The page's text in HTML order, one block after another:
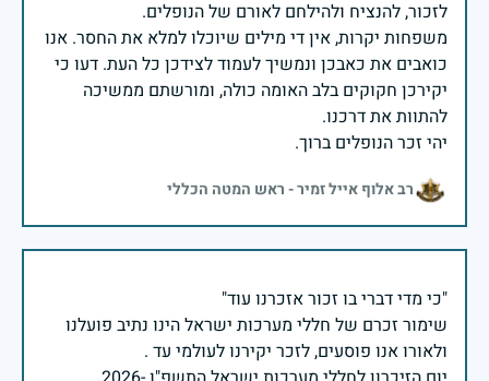
משפחות יקרות, אין די מילים שיוכלו למלא את החסר. אנו
כואבים את כאבכן ונמשיך לעמוד לצידכן כל העת. דעו כי
יקירכן חקוקים בלב האומה כולה, ומורשתם ממשיכה
יהי זכר הנופלים ברוך.
רב אלוף אייל זמיר - ראש המטה הכללי
שימור זכרם של חללי מערכות ישראל הינו נתיב פועלנו